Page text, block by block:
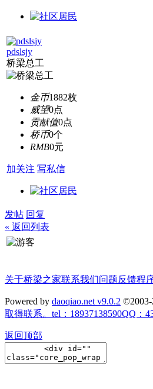
pdslsjy
桥梁总工
金币1882枚
威望0点
贡献值0点
桥币0个
RMB0元
加关注 写私信
发帖 回复
« 返回列表
关于桥梁之家联系我们问题反馈程
Powered by daoqiao.net v9.0.2 ©2003-
取得联系。tel：18937138590QQ：
返回顶部